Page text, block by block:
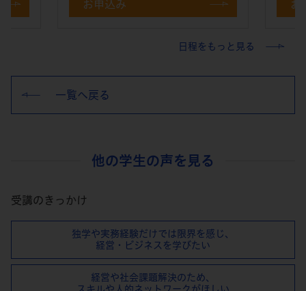
お申込み お
日程をもっと見る
一覧へ戻る
他の学生の声を見る
受講のきっかけ
独学や実務経験だけでは限界を感じ、
経営・ビジネスを学びたい
経営や社会課題解決のため、
スキルや⼈的ネットワークがほしい